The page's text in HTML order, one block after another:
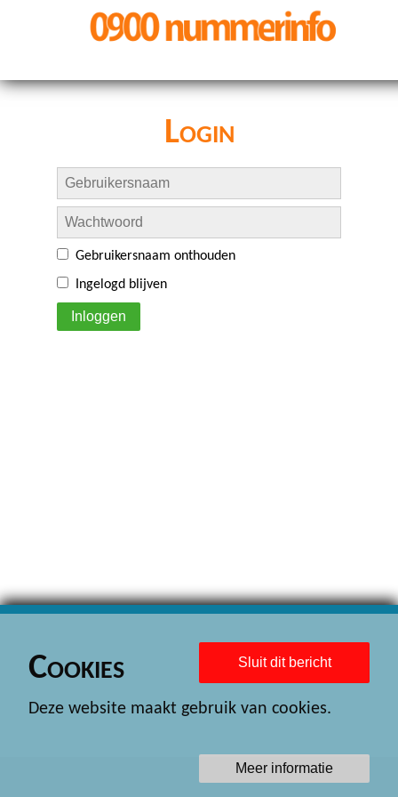
Login
Gebruikersnaam onthouden
Ingelogd blijven
Inloggen
Sluit dit bericht
Cookies
Deze website maakt gebruik van cookies.
Meer informatie